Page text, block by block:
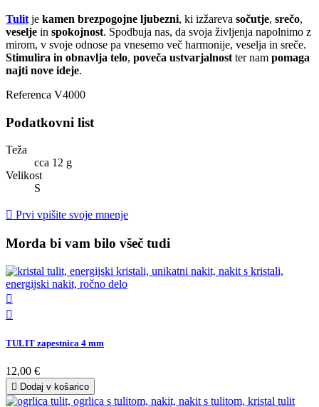
Tulit je kamen brezpogojne ljubezni, ki izžareva sočutje, srečo,
veselje in spokojnost. Spodbuja nas, da svoja življenja napolnimo z
mirom, v svoje odnose pa vnesemo več harmonije, veselja in sreče.
Stimulira in obnavlja telo, poveča ustvarjalnost ter nam pomaga
najti nove ideje.
Referenca V4000
Podatkovni list
Teža
cca 12 g
Velikost
S
 Prvi vpišite svoje mnenje
Morda bi vam bilo všeč tudi


TULIT zapestnica 4 mm
12,00 €
 Dodaj v košarico